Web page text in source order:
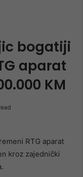
bogatiji
aparat
KM
RTG aparat
kroz zajednički